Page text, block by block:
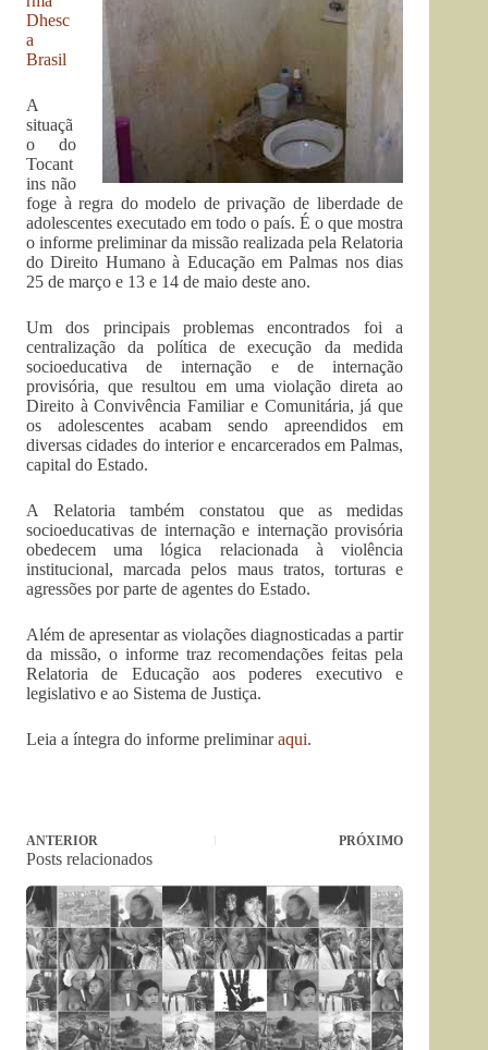
Dhesc
a
Brasil
A
situaçã
o do
Tocant
ins não
foge à regra do modelo de privação de liberdade de
adolescentes executado em todo o país. É o que mostra
o informe preliminar da missão realizada pela Relatoria
do Direito Humano à Educação em Palmas nos dias
25 de março e 13 e 14 de maio deste ano.
Um dos principais problemas encontrados foi a
centralização da política de execução da medida
socioeducativa de internação e de internação
provisória, que resultou em uma violação direta ao
Direito à Convivência Familiar e Comunitária, já que
os adolescentes acabam sendo apreendidos em
diversas cidades do interior e encarcerados em Palmas,
capital do Estado.
A Relatoria também constatou que as medidas
socioeducativas de internação e internação provisória
obedecem uma lógica relacionada à violência
institucional, marcada pelos maus tratos, torturas e
agressões por parte de agentes do Estado.
Além de apresentar as violações diagnosticadas a partir
da missão, o informe traz recomendações feitas pela
Relatoria de Educação aos poderes executivo e
legislativo e ao Sistema de Justiça.
Leia a íntegra do informe preliminaraqui.
ANTERIOR PRÓXIMO
Posts relacionados